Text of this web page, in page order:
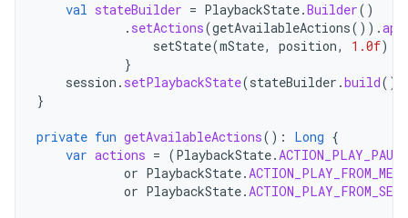
val stateBuilder = PlaybackState.Builder()
. setActions(getAvailableActions()).
setState(mState, position, 1.0f)
}
session . setPlaybackState(stateBuilder .build())
}
private fun getAvailableActions(): Long {
var actions = (PlaybackState.ACTION_PLAY_PAUSE
or PlaybackState.
or PlaybackState.